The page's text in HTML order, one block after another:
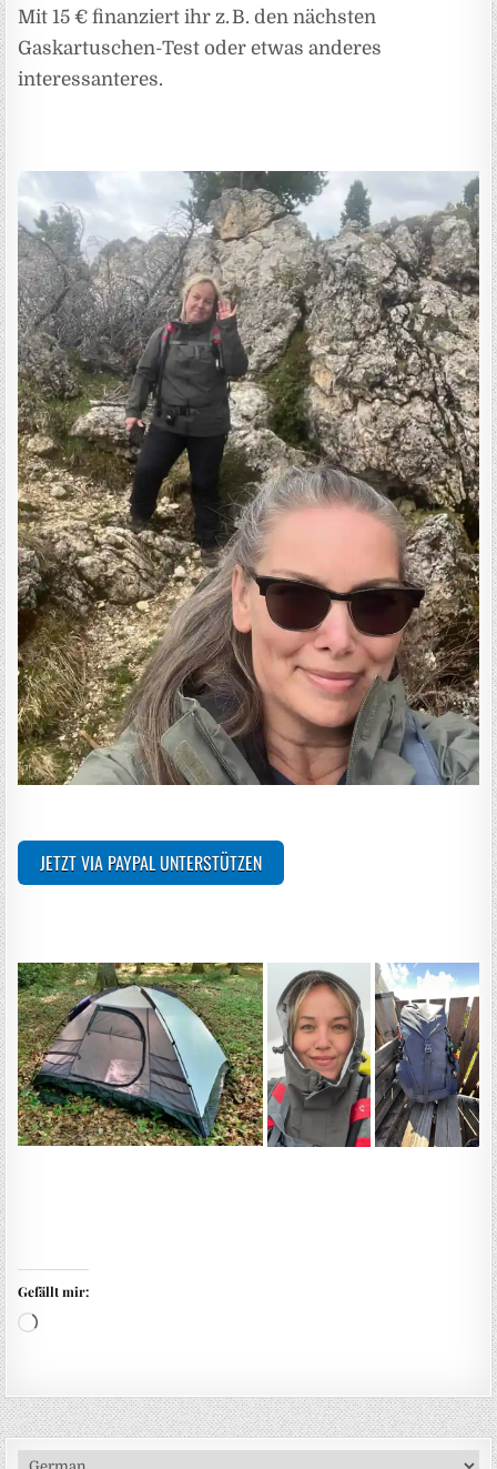
Mit 15 € finanziert ihr z. B. den nächsten
Gaskartuschen-Test oder etwas anderes
interessanteres.
JETZT VIA PAYPAL UNTERSTÜTZEN
Gefällt mir:
Wird geladen …